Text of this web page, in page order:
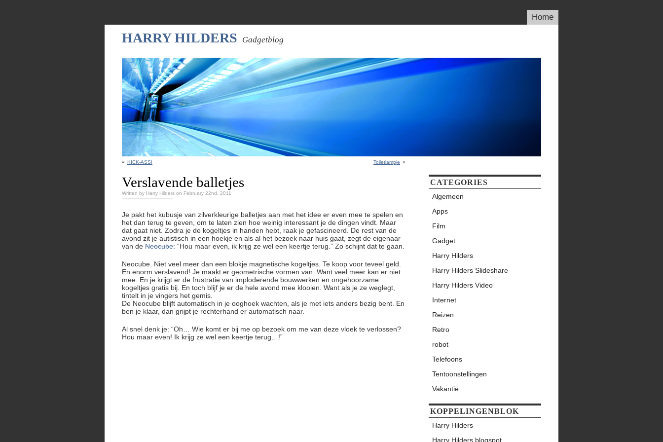
Home
HARRY HILDERS Gadgetblog
« KICK-ASS! Toiletlampje »
Verslavende balletjes
Written by Harry Hilders on February 22nd, 2011
Je pakt het kubusje van zilverkleurige balletjes aan met het idee er even mee te spelen en
het dan terug te geven, om te laten zien hoe weinig interessant je de dingen vindt. Maar
dat gaat niet. Zodra je de kogeltjes in handen hebt, raak je gefascineerd. De rest van de
avond zit je autistisch in een hoekje en als al het bezoek naar huis gaat, zegt de eigenaar
van de Neocube: “Hou maar even, ik krijg ze wel een keertje terug.” Zo schijnt dat te gaan.
Neocube. Niet veel meer dan een blokje magnetische kogeltjes. Te koop voor teveel geld.
En enorm verslavend! Je maakt er geometrische vormen van. Want veel meer kan er niet
mee. En je krijgt er de frustratie van imploderende bouwwerken en ongehoorzame
kogeltjes gratis bij. En toch blijf je er de hele avond mee klooien. Want als je ze weglegt,
tintelt in je vingers het gemis.
De Neocube blijft automatisch in je ooghoek wachten, als je met iets anders bezig bent. En
ben je klaar, dan grijpt je rechterhand er automatisch naar.
Al snel denk je: “Oh… Wie komt er bij me op bezoek om me van deze vloek te verlossen?
Hou maar even! Ik krijg ze wel een keertje terug…!”
CATEGORIES
Algemeen
Apps
Film
Gadget
Harry Hilders
Harry Hilders Slideshare
Harry Hilders Video
Internet
Reizen
Retro
robot
Telefoons
Tentoonstellingen
Vakantie
KOPPELINGENBLOK
Harry Hilders
Harry Hilders blogspot